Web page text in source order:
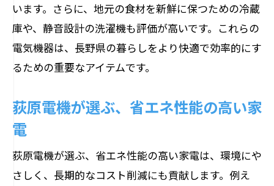
います。さらに、地元の食材を新鮮に保つための冷蔵
庫や、静音設計の洗濯機も評価が高いです。これらの
電気機器は、長野県の暮らしをより快適で効率的にす
るための重要なアイテムです。
荻原電機が選ぶ、省エネ性能の高い家
電
荻原電機が選ぶ、省エネ性能の高い家電は、環境にや
さしく、長期的なコスト削減にも貢献します。例え